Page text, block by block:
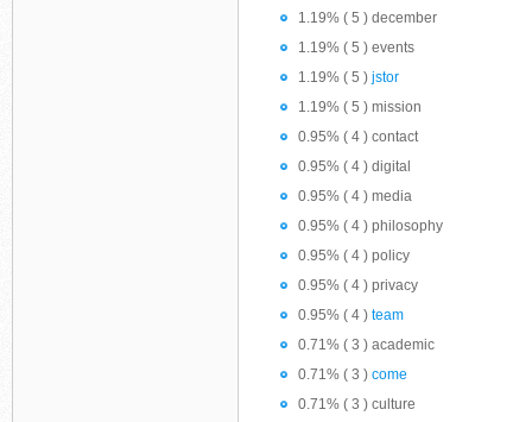
1.19% ( 5 ) december
1.19% ( 5 ) events
1.19% ( 5 ) jstor
1.19% ( 5 ) mission
0.95% ( 4 ) contact
0.95% ( 4 ) digital
0.95% ( 4 ) media
0.95% ( 4 ) philosophy
0.95% ( 4 ) policy
0.95% ( 4 ) privacy
0.95% ( 4 ) team
0.71% ( 3 ) academic
0.71% ( 3 ) come
0.71% ( 3 ) culture